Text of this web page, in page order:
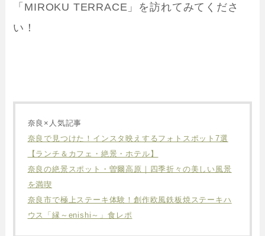
「MIROKU TERRACE」を訪れてみてくださ
い！
奈良×人気記事
奈良で見つけた！インスタ映えするフォトスポット7選
【ランチ＆カフェ・絶景・ホテル】
奈良の絶景スポット・曽爾高原｜四季折々の美しい風景
を満喫
奈良市で極上ステーキ体験！創作欧風鉄板焼ステーキハ
ウス「縁～enishi～」食レポ